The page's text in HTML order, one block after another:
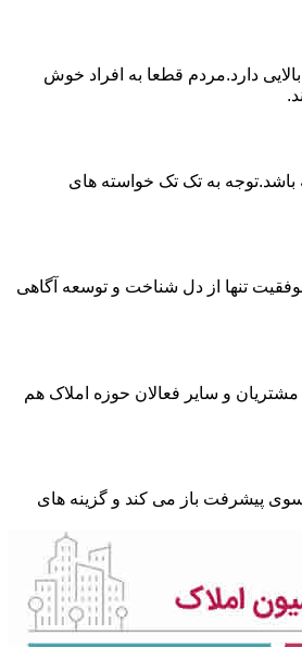
دارد.مردم قطعا به افراد خوش
باشد.توجه به تک تک خواسته های
تنها از دل شناخت و توسعه آگاهی
و سایر فعالان حوزه املاک هم
پیشرفت باز می کند و گزینه های